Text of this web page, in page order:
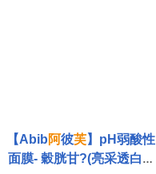
【Abib阿彼芙】pH弱酸性
面膜- 穀胱甘?(亮采透白)3